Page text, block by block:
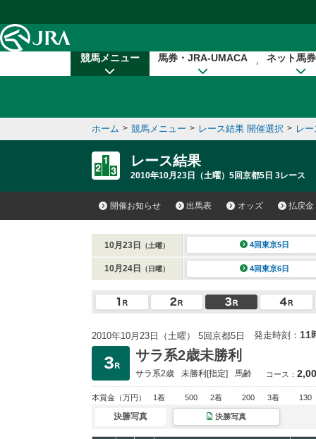
競馬メニュー 馬券・JRA-UMACA ネット馬
ホーム > 競馬メニュー > レース結果 開催選択 > レ
レース結果
2010年10月23日（土曜）5回京都5日 3レース
開催お知らせ 出馬表 オッズ 払戻金
10月23日 （土曜） 4回東京5日
10月24日 （日曜） 4回東京6日
2010年10月23日（土曜） 5回京都5日 発走時刻： 11
サラ系2歳未勝利
サラ系2歳 未勝利[指定] 馬齢 コース：
本賞金 （万円） 1着 500 2着 200 3着 130
決勝写真 決勝写真